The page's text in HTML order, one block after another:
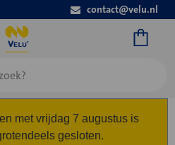
contact@velu.nl
met vrijdag 7 augustus is
gesloten.